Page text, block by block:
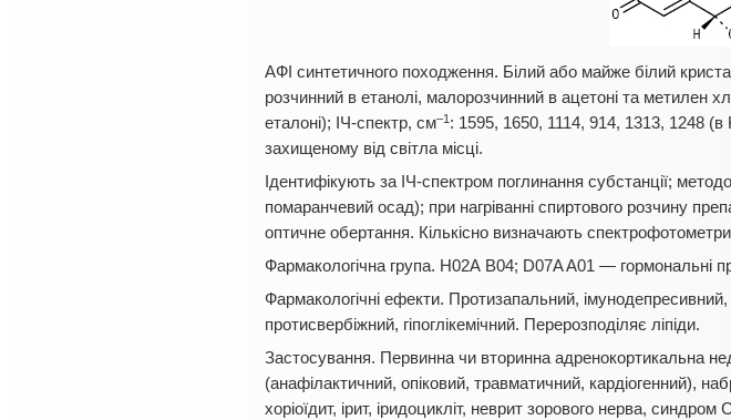
АФІ синтетичного походження. Білий або майже білий
розчинний в етанолі, малорозчинний в ацетоні та метилен
еталоні); ІЧ-спектр, см–1 : 1595, 1650, 1114, 914, 1313, 1248 (в
захищеному від світла місці.
Ідентифікують за ІЧ-спектром поглинання субстанції;
помаранчевий осад); при нагріванні спиртового розчину
оптичне обертання. Кількісно визначають
Фармакологічна група. Н02А В04; D07A A01 — гормональні
Фармакологічні ефекти. Протизапальний,
протисвербіжний, гіпоглікемічний. Перерозподіляє ліпіди.
Застосування. Первинна чи вторинна адренокортикальна
(анафілактичний, опіковий, травматичний, кардіогенний),
хоріоїдит, ірит, іридоцикліт, неврит зорового нерва,